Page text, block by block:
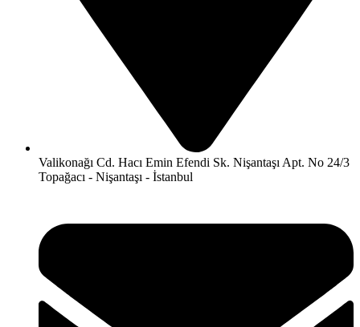
Valikonağı Cd. Hacı Emin Efendi Sk. Nişantaşı Apt. No 24/3
Topağacı - Nişantaşı - İstanbul